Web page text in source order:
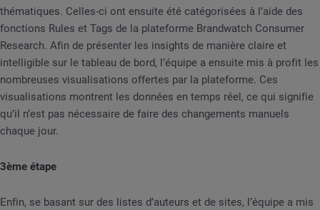
thématiques. Celles-ci ont ensuite été catégorisées à l’aide des
fonctions Rules et Tags de la plateforme Brandwatch Consumer
Research. Afin de présenter les insights de manière claire et
intelligible sur le tableau de bord, l’équipe a ensuite mis à profit les
nombreuses visualisations offertes par la plateforme. Ces
visualisations montrent les données en temps réel, ce qui signifie
qu’il n’est pas nécessaire de faire des changements manuels
chaque jour.
3ème étape
Enfin, se basant sur des listes d’auteurs et de sites, l’équipe a mis